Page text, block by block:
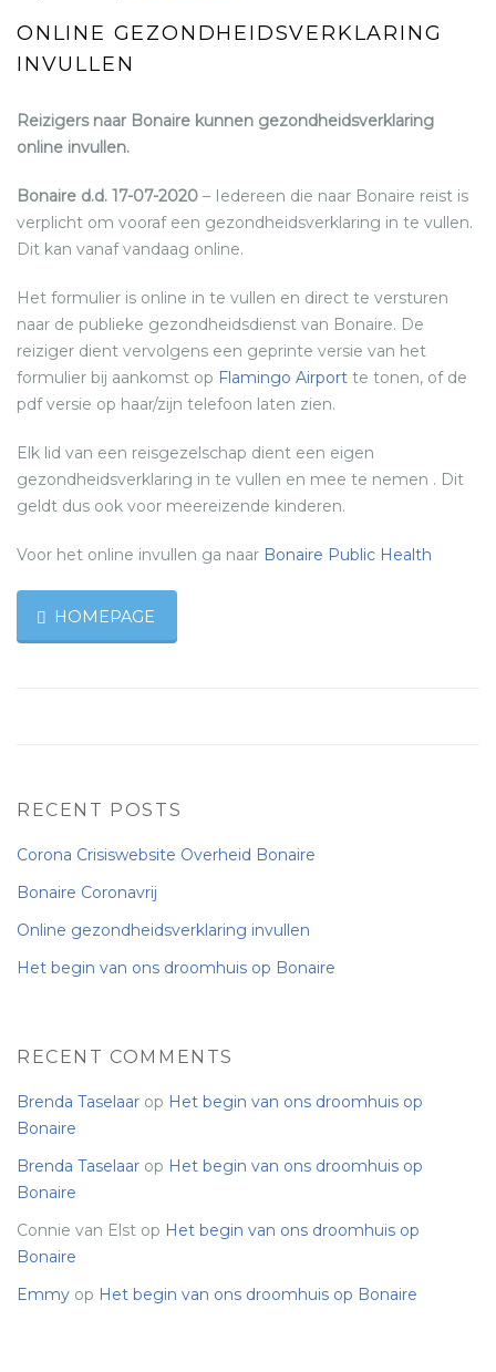
ONLINE GEZONDHEIDSVERKLARING
INVULLEN
Reizigers naar Bonaire kunnen gezondheidsverklaring
online invullen.
Bonaire d.d. 17-07-2020 – Iedereen die naar Bonaire reist is
verplicht om vooraf een gezondheidsverklaring in te vullen.
Dit kan vanaf vandaag online.
Het formulier is online in te vullen en direct te versturen
naar de publieke gezondheidsdienst van Bonaire. De
reiziger dient vervolgens een geprinte versie van het
formulier bij aankomst op Flamingo Airport te tonen, of de
pdf versie op haar/zijn telefoon laten zien.
Elk lid van een reisgezelschap dient een eigen
gezondheidsverklaring in te vullen en mee te nemen . Dit
geldt dus ook voor meereizende kinderen.
Voor het online invullen ga naar Bonaire Public Health
HOMEPAGE
RECENT POSTS
Corona Crisiswebsite Overheid Bonaire
Bonaire Coronavrij
Online gezondheidsverklaring invullen
Het begin van ons droomhuis op Bonaire
RECENT COMMENTS
Brenda Taselaar op Het begin van ons droomhuis op
Bonaire
Brenda Taselaar op Het begin van ons droomhuis op
Bonaire
Connie van Elst op Het begin van ons droomhuis op
Bonaire
Emmy op Het begin van ons droomhuis op Bonaire